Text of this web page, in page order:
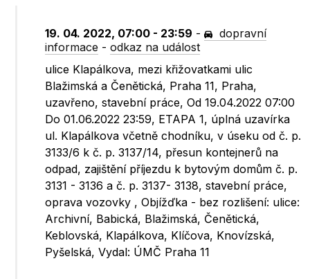
19. 04. 2022, 07:00 - 23:59 -
dopravní
informace -odkaz na událost
ulice Klapálkova, mezi křižovatkami ulic
Blažimská a Čenětická, Praha 11, Praha,
uzavřeno, stavební práce, Od 19.04.2022 07:00
Do 01.06.2022 23:59, ETAPA 1, úplná uzavírka
ul. Klapálkova včetně chodníku, v úseku od č. p.
3133/6 k č. p. 3137/14, přesun kontejnerů na
odpad, zajištění příjezdu k bytovým domům č. p.
3131 - 3136 a č. p. 3137- 3138, stavební práce,
oprava vozovky , Objížďka - bez rozlišení: ulice:
Archivní, Babická, Blažimská, Čenětická,
Keblovská, Klapálkova, Klíčova, Knovízská,
Pyšelská, Vydal: ÚMČ Praha 11